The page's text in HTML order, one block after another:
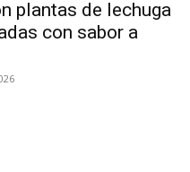
plantas de lechuga
con sabor a